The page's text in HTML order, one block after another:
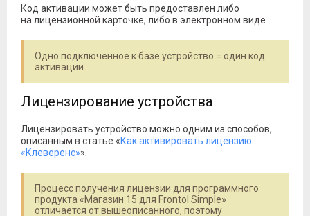
Код активации может быть предоставлен либо
на лицензионной карточке, либо в электронном виде.
Одно подключенное к базе устройство = один код
активации.
Лицензирование устройства
Лицензировать устройство можно одним из способов,
описанным в статье «Как активировать лицензию
«Клеверенс»».
Процесс получения лицензии для программного
продукта «Магазин 15 для Frontol Simple»
отличается от вышеописанного, поэтому